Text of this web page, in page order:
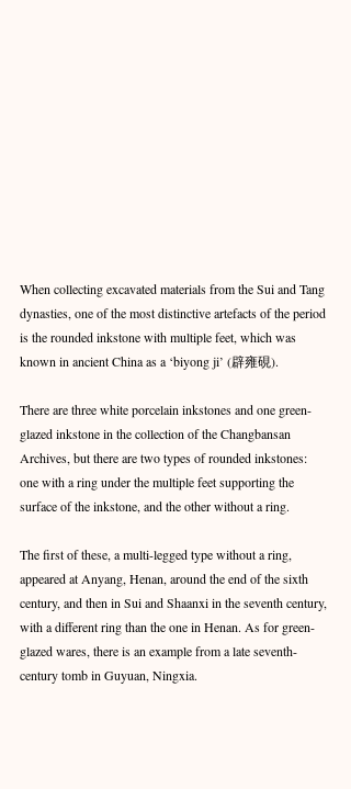
When collecting excavated materials from the Sui and Tang
dynasties, one of the most distinctive artefacts of the period
is the rounded inkstone with multiple feet, which was
known in ancient China as a ‘biyong ji’ (辟雍硯).
There are three white porcelain inkstones and one green-
glazed inkstone in the collection of the Changbansan
Archives, but there are two types of rounded inkstones:
one with a ring under the multiple feet supporting the
surface of the inkstone, and the other without a ring.
The first of these, a multi-legged type without a ring,
appeared at Anyang, Henan, around the end of the sixth
century, and then in Sui and Shaanxi in the seventh century,
with a different ring than the one in Henan. As for green-
glazed wares, there is an example from a late seventh-
century tomb in Guyuan, Ningxia.